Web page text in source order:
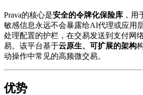
Prava的核心是安全的令牌化保险库 ，用
敏感信息永远不会暴露给AI代理或应用
处理配置的护栏，在交易发送到支付网
易。该平台基于云原生、可扩展的架构
动操作中常见的高频微交易。
优势